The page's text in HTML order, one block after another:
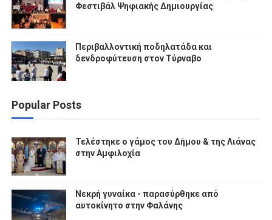
Φεστιβάλ Ψηφιακής Δημιουργίας
Περιβαλλοντική ποδηλατάδα και
δενδροφύτευση στον Τύρναβο
Popular Posts
Τελέστηκε ο γάμος του Δήμου & της Λιάνας
στην Αμφιλοχία
Νεκρή γυναίκα - παρασύρθηκε από
αυτοκίνητο στην Φαλάνης